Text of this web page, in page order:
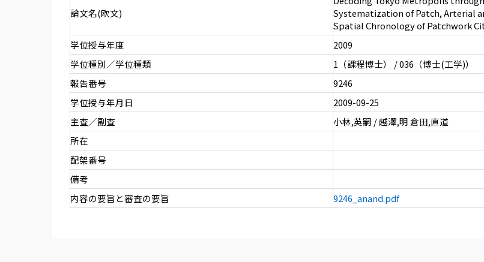
論文名(欧文)
Systematization of Patch, Arterial
Spatial Chronology of Patchwork
学位授与年度
2009
学位種別／学位種類
1（課程博士） / 036（博士(工学)）
報告番号
9246
学位授与年月日
2009-09-25
主査／副査
小林,英嗣 / 越澤,明 倉田,直道
所在
配架番号
備考
内容の要旨と審査の要旨
9246_anand.pdf